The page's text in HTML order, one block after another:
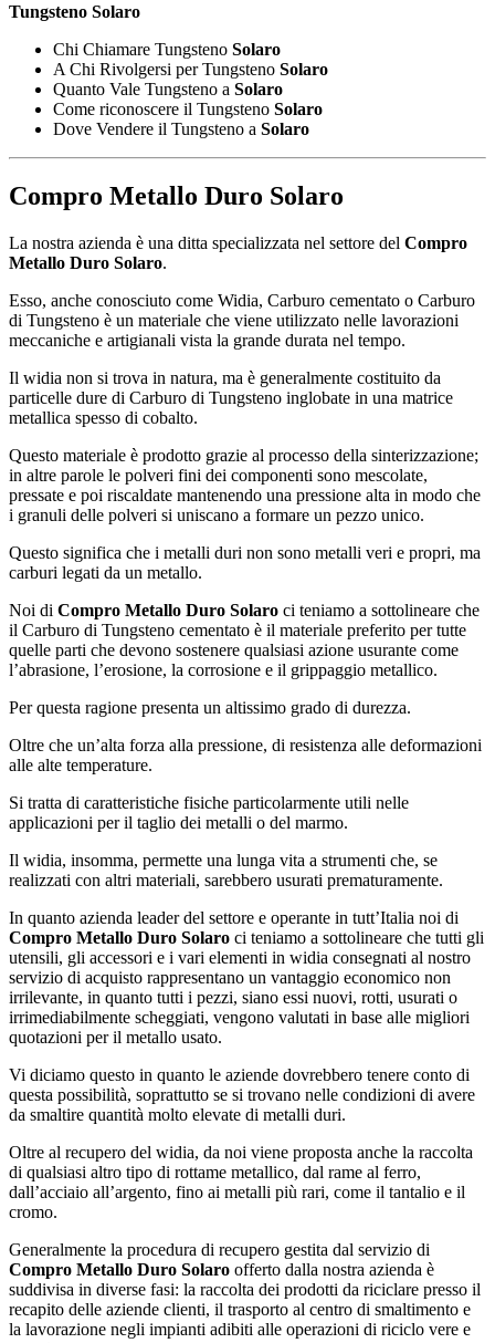
Tungsteno Solaro
Chi Chiamare Tungsteno Solaro
A Chi Rivolgersi per Tungsteno Solaro
Quanto Vale Tungsteno a Solaro
Come riconoscere il Tungsteno Solaro
Dove Vendere il Tungsteno a Solaro
Compro Metallo Duro Solaro
La nostra azienda è una ditta specializzata nel settore del Compro
Metallo Duro Solaro.
Esso, anche conosciuto come Widia, Carburo cementato o Carburo
di Tungsteno è un materiale che viene utilizzato nelle lavorazioni
meccaniche e artigianali vista la grande durata nel tempo.
Il widia non si trova in natura, ma è generalmente costituito da
particelle dure di Carburo di Tungsteno inglobate in una matrice
metallica spesso di cobalto.
Questo materiale è prodotto grazie al processo della sinterizzazione;
in altre parole le polveri fini dei componenti sono mescolate,
pressate e poi riscaldate mantenendo una pressione alta in modo che
i granuli delle polveri si uniscano a formare un pezzo unico.
Questo significa che i metalli duri non sono metalli veri e propri, ma
carburi legati da un metallo.
Noi di Compro Metallo Duro Solaro ci teniamo a sottolineare che
il Carburo di Tungsteno cementato è il materiale preferito per tutte
quelle parti che devono sostenere qualsiasi azione usurante come
l’abrasione, l’erosione, la corrosione e il grippaggio metallico.
Per questa ragione presenta un altissimo grado di durezza.
Oltre che un’alta forza alla pressione, di resistenza alle deformazioni
alle alte temperature.
Si tratta di caratteristiche fisiche particolarmente utili nelle
applicazioni per il taglio dei metalli o del marmo.
Il widia, insomma, permette una lunga vita a strumenti che, se
realizzati con altri materiali, sarebbero usurati prematuramente.
In quanto azienda leader del settore e operante in tutt’Italia noi di
Compro Metallo Duro Solaro ci teniamo a sottolineare che tutti gli
utensili, gli accessori e i vari elementi in widia consegnati al nostro
servizio di acquisto rappresentano un vantaggio economico non
irrilevante, in quanto tutti i pezzi, siano essi nuovi, rotti, usurati o
irrimediabilmente scheggiati, vengono valutati in base alle migliori
quotazioni per il metallo usato.
Vi diciamo questo in quanto le aziende dovrebbero tenere conto di
questa possibilità, soprattutto se si trovano nelle condizioni di avere
da smaltire quantità molto elevate di metalli duri.
Oltre al recupero del widia, da noi viene proposta anche la raccolta
di qualsiasi altro tipo di rottame metallico, dal rame al ferro,
dall’acciaio all’argento, fino ai metalli più rari, come il tantalio e il
cromo.
Generalmente la procedura di recupero gestita dal servizio di
Compro Metallo Duro Solaro offerto dalla nostra azienda è
suddivisa in diverse fasi: la raccolta dei prodotti da riciclare presso il
recapito delle aziende clienti, il trasporto al centro di smaltimento e
la lavorazione negli impianti adibiti alle operazioni di riciclo vere e